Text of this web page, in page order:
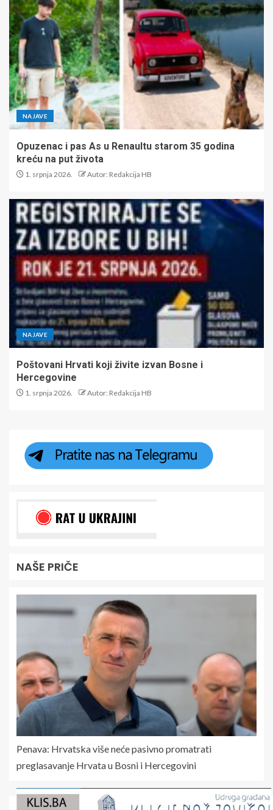
NAJAVE
Opuzenac i pas As u Renaultu starom 35 godina
kreću na put života
1. srpnja 2026. Autor: Redakcija HB
NAJAVE
Poštovani Hrvati koji živite izvan Bosne i
Hercegovine
1. srpnja 2026. Autor: Redakcija HB
NAŠE PRIČE
Penava: Hrvatska više neće pasivno promatrati
preglasavanje Hrvata u Bosni i Hercegovini